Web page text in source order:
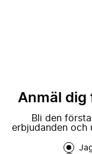
Anmäl dig
Bli den
erbjudanden och